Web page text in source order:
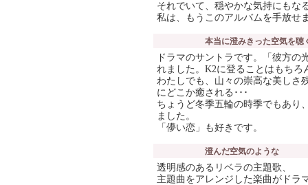
それでいて、穏やかな気持にもな
私は、もうこのアルバムを手放せ
本当に澄みきった空気を聴
ドラマのサントラです。「彼方の
れました。K2に登ることはもちろ
わたしでも、山々の崇高な美しさ
にどこか癒される･･･
ちょうど冬季五輪の時季でもあり
ました。
「儚い恋」も好きです。
澄んだ空気のような
透明感のあるリベラの主題歌、
主題曲をアレンジした楽曲がドラ